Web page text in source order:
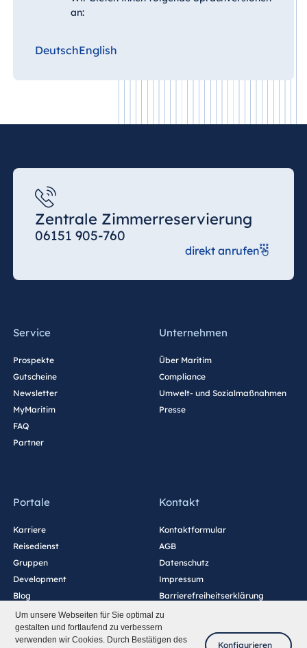
Um unsere Webseiten für Sie optimal zu
gestalten und fortlaufend zu verbessern
verwenden wir Cookies. Durch Bestätigen des
Konfigurieren
an:
DeutschEnglish
Zentrale Zimmerreservierung
06151 905-760
direkt anrufen
Service
Prospekte
Gutscheine
Newsletter
MyMaritim
FAQ
Partner
Unternehmen
Über Maritim
Compliance
Umwelt- und Sozialmaßnahmen
Presse
Portale
Karriere
Reisedienst
Gruppen
Development
Blog
Kontakt
Kontaktformular
AGB
Datenschutz
Impressum
Barrierefreiheitserklärung
Cookie-Einstellungen